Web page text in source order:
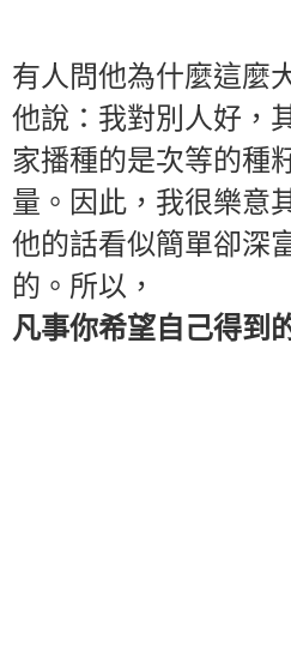
有人問他為什麼這麼
他說：我對別人好，
家播種的是次等的種
量。因此，我很樂意
他的話看似簡單卻深
的。 所以，
凡事你希望自己得到